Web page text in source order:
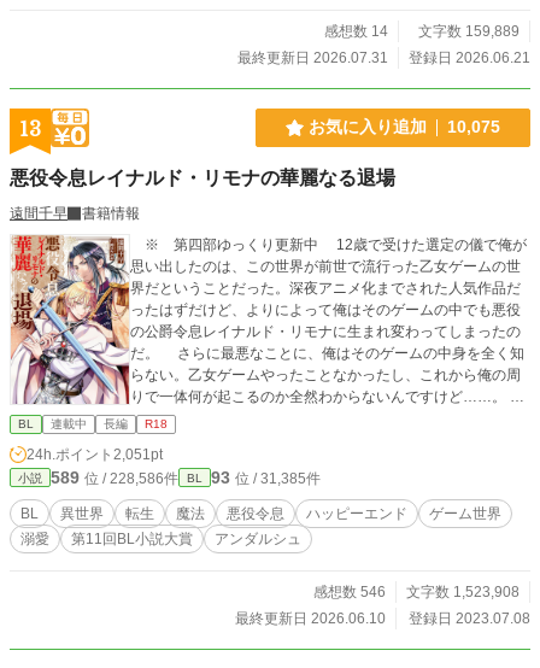
さに出場を決意する。 結果は見事優勝。 しかし翌日、王宮より使者がやってく
る。 呼び出し主は会ったこともないはずの第三王子で…！？ 最強だけど執着溺
サスペンス要素ありのラブコメです。
感想数 14
文字数 159,889
最終更新日 2026.07.31
登録日 2026.06.21
13 お気に入り追加 10,075
悪役令息レイナルド・リモナの華麗なる退場
遠間千早
書籍情報
※ 第四部ゆっくり更新中 12歳で受けた選定の儀で俺が
思い出したのは、この世界が前世で流行った乙女ゲームの世
界だということだった。深夜アニメ化までされた人気作品だ
ったはずだけど、よりによって俺はそのゲームの中でも悪役
の公爵令息レイナルド・リモナに生まれ変わってしまったの
だ。 さらに最悪なことに、俺はそのゲームの中身を全く知
らない。乙女ゲームやったことなかったし、これから俺の周
りで一体何が起こるのか全然わからないんですけど……。
内容は知らなくとも、一時期SNSでトレンド入りして流れて
きた不穏なワードは多少なりとも覚えている。 「ダメナルド
安定の裏切り」 「約束された末路」 って……怖！ 俺何
やらかすの！？ せっかく素敵なファンタジーの世界なのに
急に将来が怖い！ 俺は世界の平和と己の平穏のために、公
爵家の次男としてのほのぼの生活を手にするべく堅実に生き
ようと固く決心した……はずだったのに気が付いたら同級生
を企てる怪しい陰謀にすっかり巻き込まれてるんですけ
ど？！ 無事約束された末路まで一直線の予感！？ いやい
BL 連載中 長編 R18
24h.ポイント 2,051pt
小説 589 位 / 228,586件 BL 93 位 / 31,385件
BL 異世界 転生 魔法 悪役令息 ハッピーエンド
ゲーム世界
溺愛
第11回BL小説大賞 アンダルシュ
感想数 546
文字数 1,523,908
最終更新日 2026.06.10
登録日 2023.07.08